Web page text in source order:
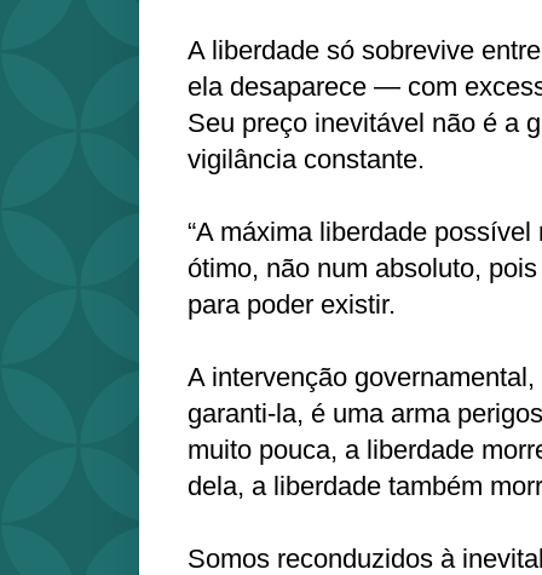
A liberdade só sobrevive
ela desaparece — com
Seu preço inevitável não é a
vigilância constante.
“A máxima liberdade possível
ótimo, não num absoluto,
para poder existir.
A intervenção
garanti-la, é uma arma
muito pouca, a liberdade
dela, a liberdade também
Somos reconduzidos à